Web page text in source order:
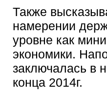
Также
намерении
уровне как
экономики.
заключалась в
конца 2014г.